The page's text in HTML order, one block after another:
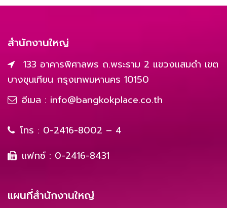
สำนักงานใหญ่
133 อาคารพิศาลพร ถ.พระราม 2 แขวงแสมดำ เขต
บางขุนเทียน กรุงเทพมหานคร 10150
อีเมล : info@bangkokplace.co.th
โทร : 0-2416-8002 – 4
แฟกซ์ : 0-2416-8431
แผนที่สำนักงานใหญ่